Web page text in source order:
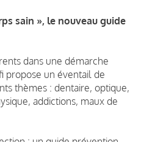
sain », le nouveau guide
dans une démarche
propose un éventail de
thèmes : dentaire, optique,
addictions, maux de